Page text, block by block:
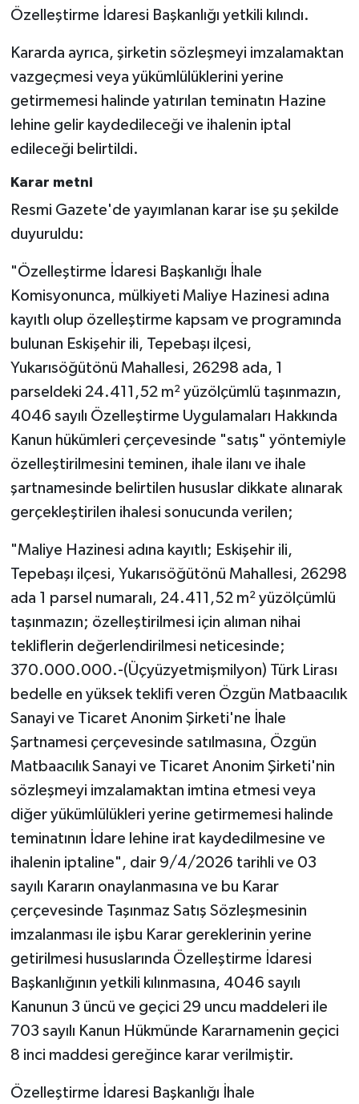
Özelleştirme İdaresi Başkanlığı yetkili kılındı.
Kararda ayrıca, şirketin sözleşmeyi imzalamaktan
vazgeçmesi veya yükümlülüklerini yerine
getirmemesi halinde yatırılan teminatın Hazine
lehine gelir kaydedileceği ve ihalenin iptal
edileceği belirtildi.
Karar metni
Resmi Gazete'de yayımlanan karar ise şu şekilde
duyuruldu:
"Özelleştirme İdaresi Başkanlığı İhale
Komisyonunca, mülkiyeti Maliye Hazinesi adına
kayıtlı olup özelleştirme kapsam ve programında
bulunan Eskişehir ili, Tepebaşı ilçesi,
Yukarısöğütönü Mahallesi, 26298 ada, 1
parseldeki 24.411,52 m² yüzölçümlü taşınmazın,
4046 sayılı Özelleştirme Uygulamaları Hakkında
Kanun hükümleri çerçevesinde "satış" yöntemiyle
özelleştirilmesini teminen, ihale ilanı ve ihale
şartnamesinde belirtilen hususlar dikkate alınarak
gerçekleştirilen ihalesi sonucunda verilen;
"Maliye Hazinesi adına kayıtlı; Eskişehir ili,
Tepebaşı ilçesi, Yukarısöğütönü Mahallesi, 26298
ada 1 parsel numaralı, 24.411,52 m² yüzölçümlü
taşınmazın; özelleştirilmesi için alıman nihai
tekliflerin değerlendirilmesi neticesinde;
370.000.000.-(Üçyüzyetmişmilyon) Türk Lirası
bedelle en yüksek teklifi veren Özgün Matbaacılık
Sanayi ve Ticaret Anonim Şirketi'ne İhale
Şartnamesi çerçevesinde satılmasına, Özgün
Matbaacılık Sanayi ve Ticaret Anonim Şirketi'nin
sözleşmeyi imzalamaktan imtina etmesi veya
diğer yükümlülükleri yerine getirmemesi halinde
teminatının İdare lehine irat kaydedilmesine ve
ihalenin iptaline", dair 9/4/2026 tarihli ve 03
sayılı Kararın onaylanmasına ve bu Karar
çerçevesinde Taşınmaz Satış Sözleşmesinin
imzalanması ile işbu Karar gereklerinin yerine
getirilmesi hususlarında Özelleştirme İdaresi
Başkanlığının yetkili kılınmasına, 4046 sayılı
Kanunun 3 üncü ve geçici 29 uncu maddeleri ile
703 sayılı Kanun Hükmünde Kararnamenin geçici
8 inci maddesi gereğince karar verilmiştir.
Özelleştirme İdaresi Başkanlığı İhale